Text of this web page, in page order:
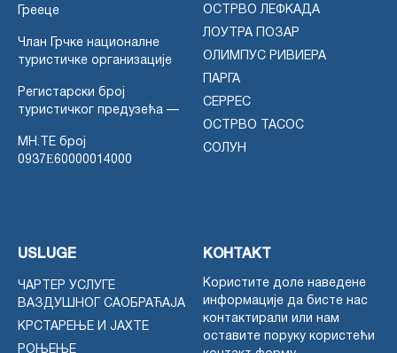
Грееце
Члан Грчке националне
туристичке организације
Регистарски број
туристичког предузећа —
MH.TE број
0937Ε60000014000
ОСТРВО ЛЕФКАДА
ЛОУТРА ПОЗАР
ОЛИМПУС РИВИЕРА
ПАРГА
СЕРРЕС
ОСТРВО ТАСОС
СОЛУН
USLUGE
ЧАРТЕР УСЛУГЕ
ВАЗДУШНОГ САОБРАЋАЈА
КРСТАРЕЊЕ И ЈАХТЕ
РОЊЕЊЕ
КОНТАКТ
Користите доле наведене
информације да бисте нас
контактирали или нам
оставите поруку користећи